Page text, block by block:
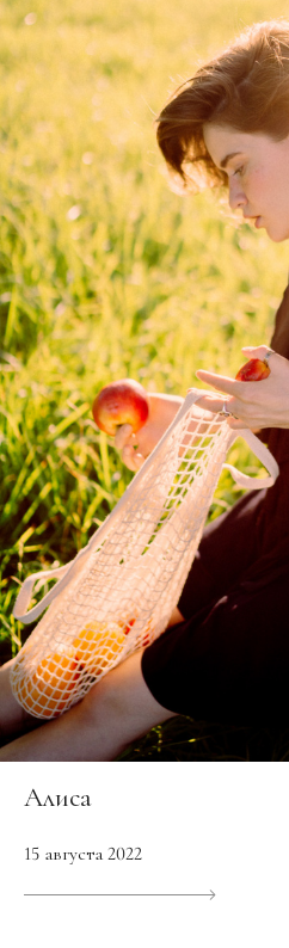
Алиса
15 августа 2022